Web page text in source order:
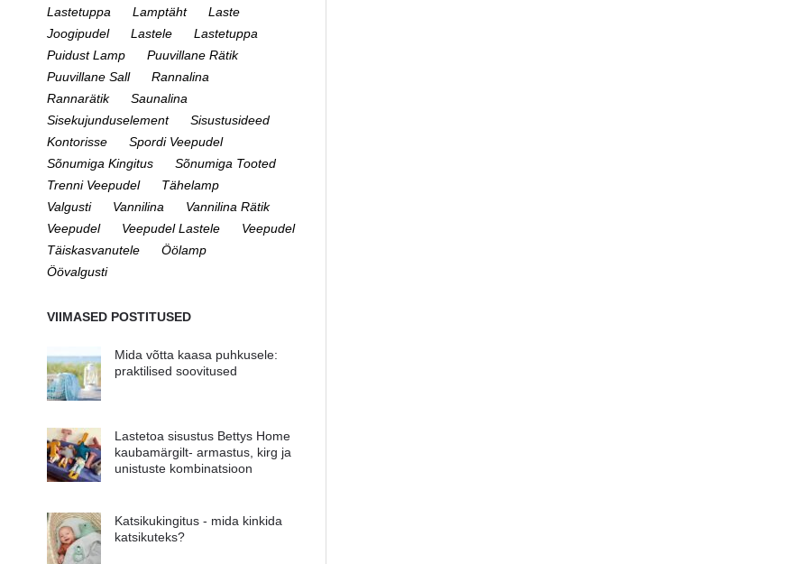
Lastetuppa
Lamptäht
Laste
Joogipudel
Lastele
Lastetuppa
Puidust Lamp
Puuvillane Rätik
Puuvillane Sall
Rannalina
Rannarätik
Saunalina
Sisekujunduselement
Sisustusideed
Kontorisse
Spordi Veepudel
Sõnumiga Kingitus
Sõnumiga Tooted
Trenni Veepudel
Tähelamp
Valgusti
Vannilina
Vannilina Rätik
Veepudel
Veepudel Lastele
Veepudel
Täiskasvanutele
Öölamp
Öövalgusti
VIIMASED POSTITUSED
Mida võtta kaasa puhkusele:
praktilised soovitused
Lastetoa sisustus Bettys Home
kaubamärgilt- armastus, kirg ja
unistuste kombinatsioon
Katsikukingitus - mida kinkida
katsikuteks?